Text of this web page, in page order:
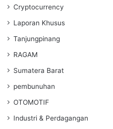
Cryptocurrency
Laporan Khusus
Tanjungpinang
RAGAM
Sumatera Barat
pembunuhan
OTOMOTIF
Industri & Perdagangan